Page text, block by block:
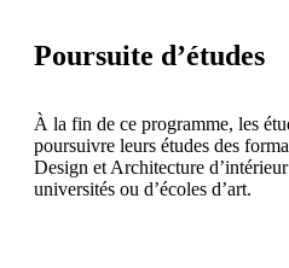
Poursuite d’études
À la fin de ce programme, les
poursuivre leurs études des
Design et Architecture
universités ou d’écoles d’art.